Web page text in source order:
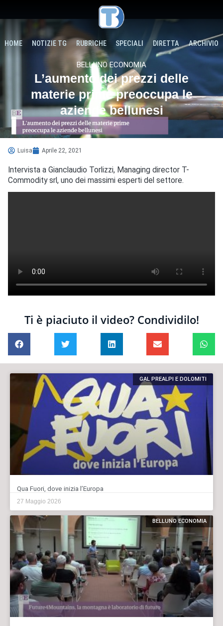
HOME NOTIZIE TG RUBRICHE SPECIALI DIRETTA ARCHIVIO
BELLUNO ECONOMIA
L’aumento dei prezzi delle
materie prime preoccupa le
aziende bellunesi
Luisa Aprile 22, 2021
Intervista a Gianclaudio Torlizzi, Managing director T-
Commodity srl, uno dei massimi esperti del settore.
Ti è piaciuto il video? Condividilo!
GAL PREALPI E DOLOMITI
Qua Fuori, dove inizia l’Europa
27 Maggio 2026
BELLUNO ECONOMIA